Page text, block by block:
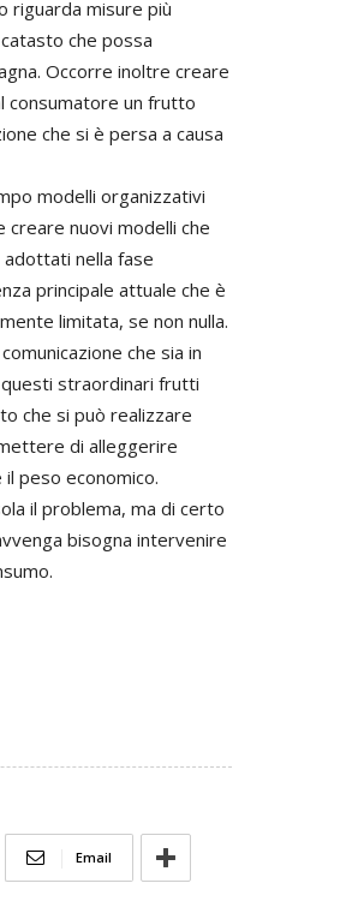
riguarda misure più
che possa
Occorre inoltre creare
consumatore un frutto
che si è persa a causa
modelli organizzativi
creare nuovi modelli che
nella fase
principale attuale che è
limitata, se non nulla.
che sia in
straordinari frutti
che si può realizzare
di alleggerire
peso economico.
il problema, ma di certo
bisogna intervenire
Email